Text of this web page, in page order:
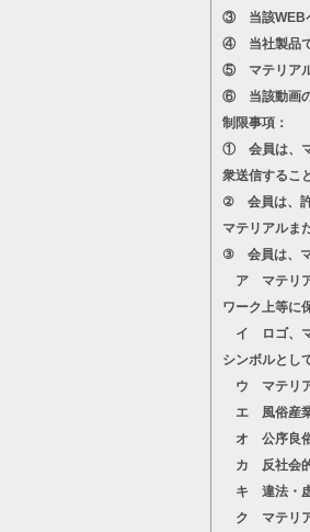
③ 当該WEB
④ 当社製品で
⑤ マテリアル
⑥ 当該動画の
制限事項：
① 会員は、マ
衆送信するこ
② 会員は、許
マテリアルま
③ 会員は、マ
ア マテリア
ワーク上等に
イ ロゴ、マ
シンボルとし
ウ マテリア
エ 風俗産業
オ 公序良俗
カ 反社会的
キ 違法・虚
ク マテリア